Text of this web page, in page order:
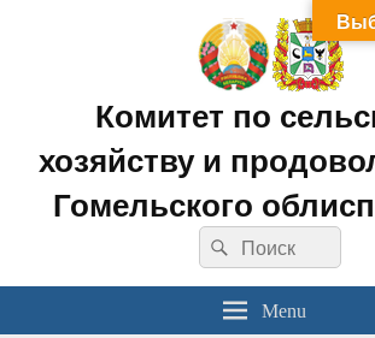
Комитет по
хозяйству и
Гомельского
Search
for:
Search
Menu